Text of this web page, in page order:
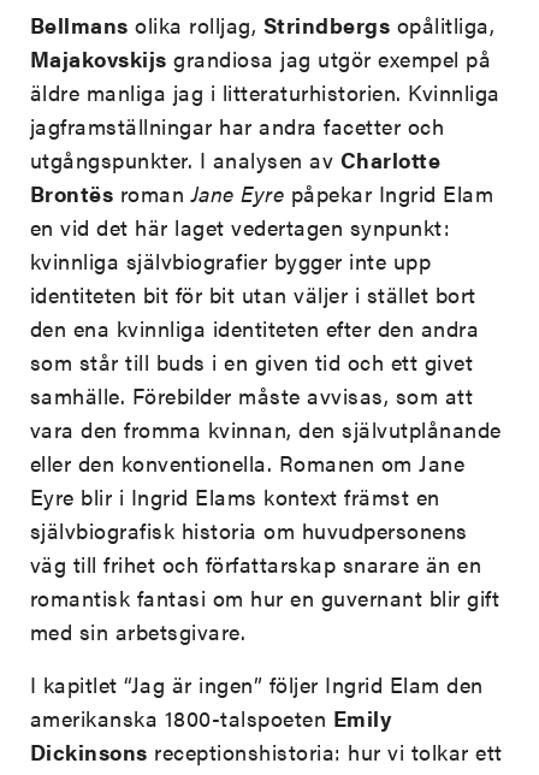
Bellmans olika rolljag, Strindbergs opålitliga,
Majakovskijs grandiosa jag utgör exempel på
äldre manliga jag i litteraturhistorien. Kvinnliga
jagframställningar har andra facetter och
utgångspunkter. I analysen av Charlotte
Brontës romanJane Eyre påpekar Ingrid Elam
en vid det här laget vedertagen synpunkt:
kvinnliga självbiografier bygger inte upp
identiteten bit för bit utan väljer i stället bort
den ena kvinnliga identiteten efter den andra
som står till buds i en given tid och ett givet
samhälle. Förebilder måste avvisas, som att
vara den fromma kvinnan, den självutplånande
eller den konventionella. Romanen om Jane
Eyre blir i Ingrid Elams kontext främst en
självbiografisk historia om huvudpersonens
väg till frihet och författarskap snarare än en
romantisk fantasi om hur en guvernant blir gift
med sin arbetsgivare.
I kapitlet “Jag är ingen” följer Ingrid Elam den
amerikanska 1800-talspoeten Emily
Dickinsons receptionshistoria: hur vi tolkar ett